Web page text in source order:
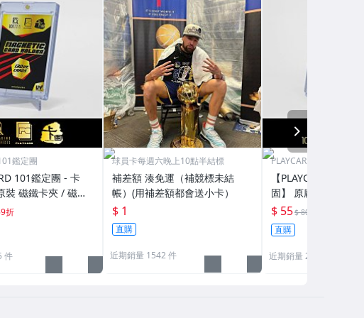
鑑定團
101鑑定團 - 卡
裝 磁鐵卡夾 / 磁鐵
/ CPH130
折
件
球員卡每週六晚上10點半結標
補差額 湊免運（補競標未結
帳）(用補差額都會送小卡）
$ 1
直購
近期銷量 1542 件
PLAYCARD 101鑑定團
【PLAYCARD 101
固】 原廠原裝 磁鐵
殼 尺寸：55pt /
$ 55$ 80
直購
近期銷量 266 件